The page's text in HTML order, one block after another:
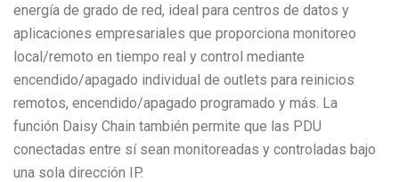
energía de grado de red, ideal para centros de datos y
aplicaciones empresariales que proporciona monitoreo
local/remoto en tiempo real y control mediante
encendido/apagado individual de outlets para reinicios
remotos, encendido/apagado programado y más. La
función Daisy Chain también permite que las PDU
conectadas entre sí sean monitoreadas y controladas bajo
una sola dirección IP.